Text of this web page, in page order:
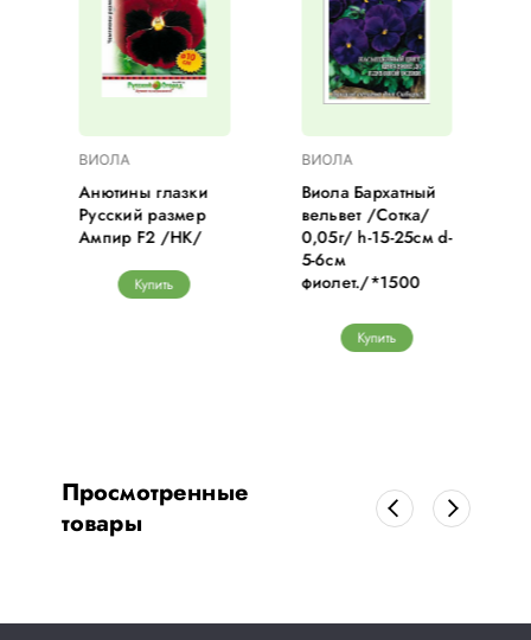
ВИОЛА
Анютины глазки
Русский размер
Ампир F2 /НК/
Купить
ВИОЛА
Виола Бархатный
вельвет /Сотка/
0,05г/ h-15-25см d-
5-6см
фиолет./*1500
Купить
Просмотренные
товары